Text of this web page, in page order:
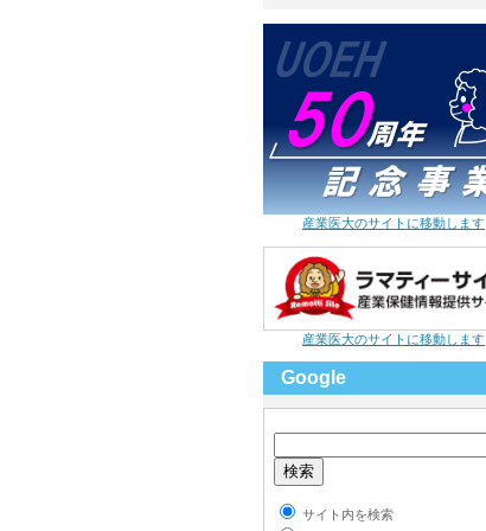
産業医大のサイトに移動します
産業医大のサイトに移動します
Google
サイト内を検索